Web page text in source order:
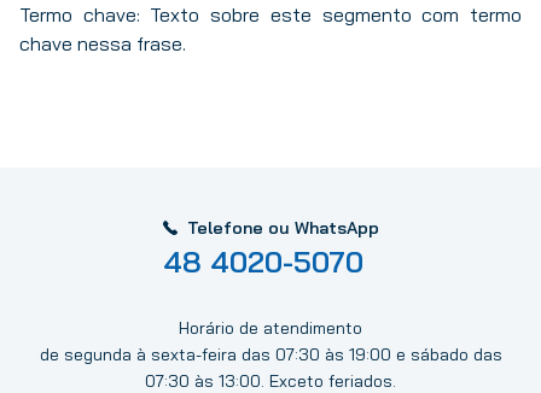
Termo chave: Texto sobre este segmento com termo
chave nessa frase.
Telefone ou WhatsApp
48 4020-5070
Horário de atendimento
de segunda à sexta-feira das 07:30 às 19:00 e sábado das
07:30 às 13:00. Exceto feriados.